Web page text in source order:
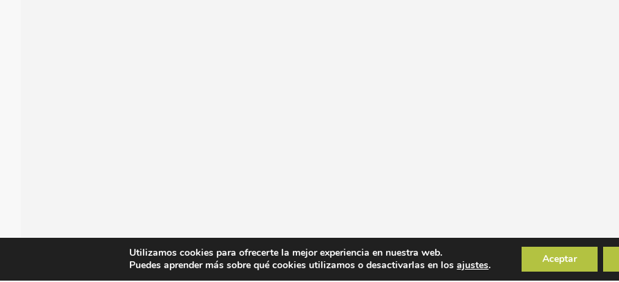
Utilizamos cookies para ofrecerte la mejor experiencia en nuestra web.
Puedes aprender más sobre qué cookies utilizamos o desactivarlas en losajustes. Aceptar